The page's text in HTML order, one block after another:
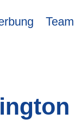
Team